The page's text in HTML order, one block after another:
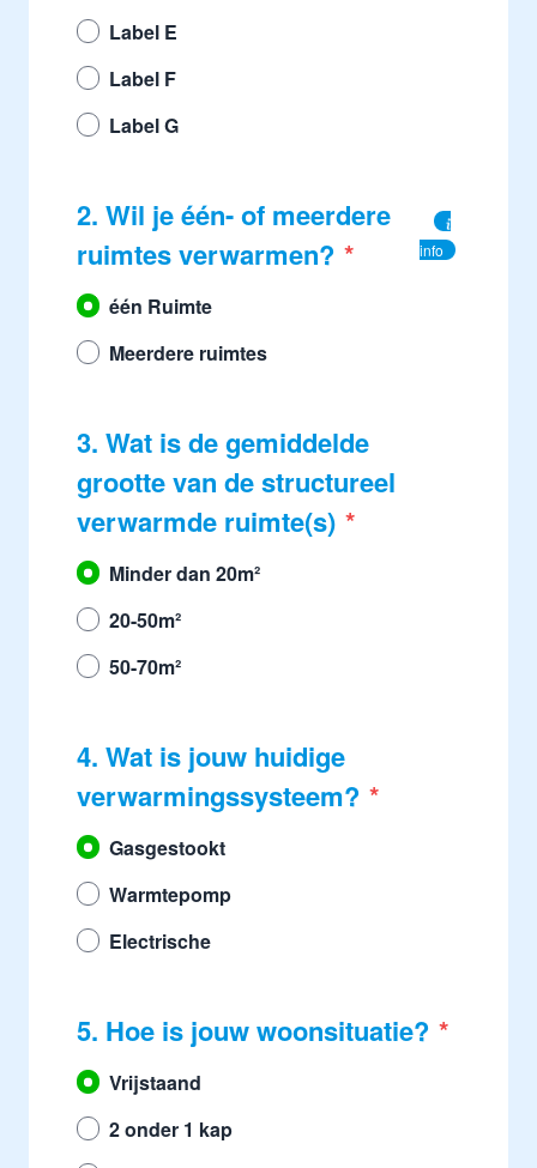
Label E
Label F
Label G
2. Wil je één- of meerdere
ruimtes verwarmen?
info
één Ruimte
Meerdere ruimtes
3. Wat is de gemiddelde
grootte van de structureel
verwarmde ruimte(s)
Minder dan 20m²
20-50m²
50-70m²
4. Wat is jouw huidige
verwarmingssysteem?
Gasgestookt
Warmtepomp
Electrische
5. Hoe is jouw woonsituatie?
Vrijstaand
2 onder 1 kap